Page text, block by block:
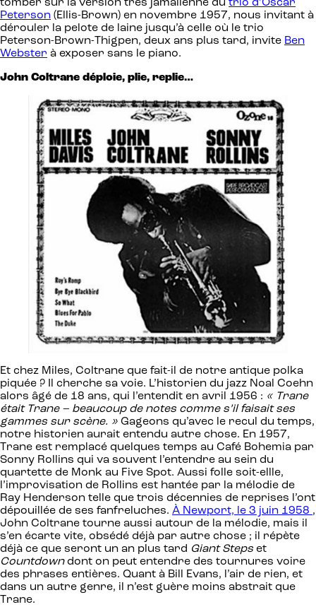
tomber sur la version très jamalienne du trio d’Oscar
Peterson (Ellis-Brown) en novembre 1957, nous invitant à
dérouler la pelote de laine jusqu’à celle où le trio
Peterson-Brown-Thigpen, deux ans plus tard, invite Ben
Webster à exposer sans le piano.
John Coltrane déploie, plie, replie…
Et chez Miles, Coltrane que fait-il de notre antique polka
piquée ? Il cherche sa voie. L’historien du jazz Noal Coehn
alors âgé de 18 ans, qui l’entendit en avril 1956 : « Trane
était Trane – beaucoup de notes comme s’il faisait ses
gammes sur scène. » Gageons qu’avec le recul du temps,
notre historien aurait entendu autre chose. En 1957,
Trane est remplacé quelques temps au Café Bohemia par
Sonny Rollins qui va souvent l’entendre au sein du
quartette de Monk au Five Spot. Aussi folle soit-ellle,
l’improvisation de Rollins est hantée par la mélodie de
Ray Henderson telle que trois décennies de reprises l’ont
dépouillée de ses fanfreluches. À Newport, le 3 juin 1958 ,
John Coltrane tourne aussi autour de la mélodie, mais il
s’en écarte vite, obsédé déjà par autre chose ; il répète
déjà ce que seront un an plus tard Giant Steps et
Countdowndont on peut entendre des tournures voire
des phrases entières. Quant à Bill Evans, l’air de rien, et
dans un autre genre, il n’est guère moins abstrait que
Trane.